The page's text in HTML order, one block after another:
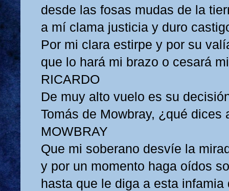
desde las fosas mudas de la
a mí clama justicia y duro
Por mi clara estirpe y por su
que lo hará mi brazo o cesará
RICARDO
De muy alto vuelo es su
Tomás de Mowbray, ¿qué dices
MOWBRAY
Que mi soberano desvíe la
y por un momento haga oídos
hasta que le diga a esta infamia